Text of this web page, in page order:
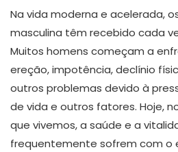
Na vida moderna e acelerada,
masculina têm recebido cada
Muitos homens começam a
ereção, impotência, declínio
outros problemas devido à
de vida e outros fatores. Hoje,
que vivemos, a saúde e a
frequentemente sofrem com o